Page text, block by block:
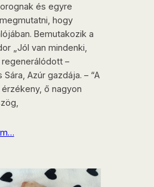
és egyre
hogy
Bemutakozik a
„Jól van mindenki,
–
Azúr gazdája. – “A
ő nagyon